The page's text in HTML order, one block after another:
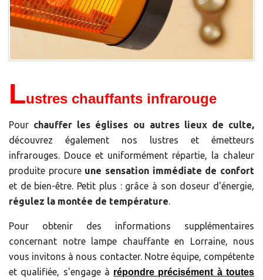
Lustres chauffants infrarouge
Pour chauffer les églises ou autres lieux de culte,
découvrez également nos lustres et émetteurs
infrarouges. Douce et uniformément répartie, la chaleur
produite procure une sensation immédiate de confort
et de bien-être. Petit plus : grâce à son doseur d'énergie,
régulez la montée de température.
Pour obtenir des informations supplémentaires
concernant notre lampe chauffante en Lorraine, nous
vous invitons à nous contacter. Notre équipe, compétente
et qualifiée, s'engage à répondre précisément à toutes